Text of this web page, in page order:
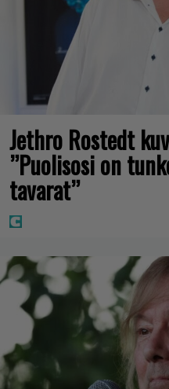
Jethro Rostedt
”Puolisosi on
tavarat”